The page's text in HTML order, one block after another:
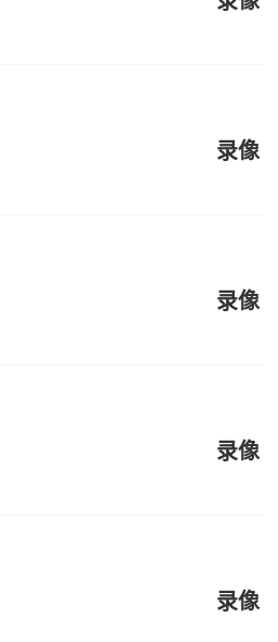
录像
录像
录像
录像